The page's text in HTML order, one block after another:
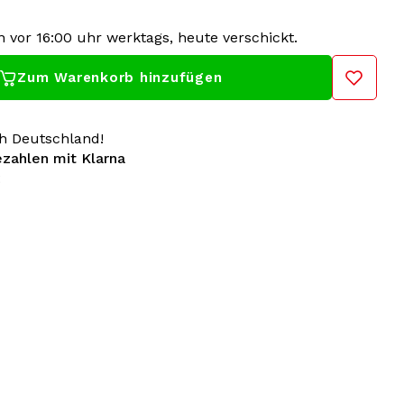
vor 16:00 uhr werktags, heute verschickt.
Zum Warenkorb hinzufügen
Deutschland!
mit Klarna
aus 100 % Hardcore verfügt über einen
eine perfekte Passform. Das gestickte 100 %
Material und ist ideal für den täglichen